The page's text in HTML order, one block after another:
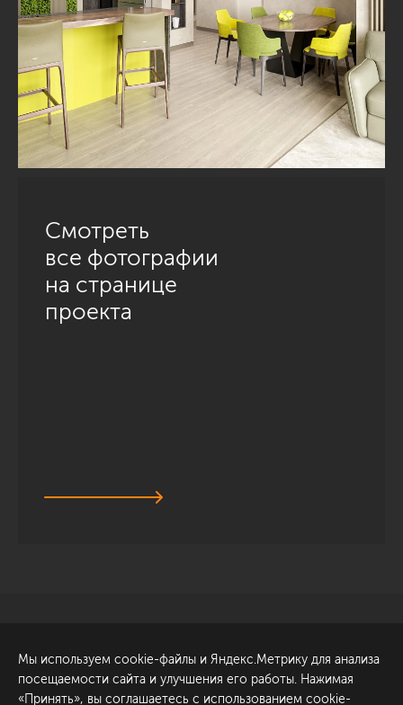
Смотреть
все фотографии
на странице
проекта
Обсудить проект
ул. Академика Павлова, 6
к1
Мы используем cookie-файлы и Яндекс.Метрику для анализа
посещаемости сайта и улучшения его работы. Нажимая
«Принять», вы соглашаетесь с использованием cookie-